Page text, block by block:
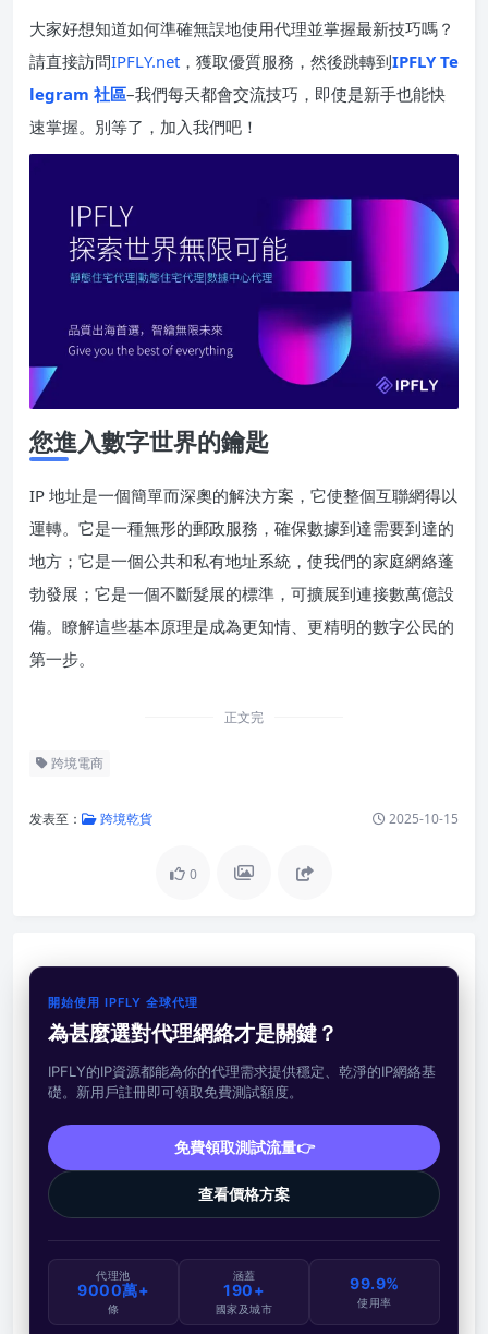
大家好想知道如何準確無誤地使用代理並掌握最新技巧嗎？
請直接訪問IPFLY.net ，獲取優質服務，然後跳轉到IPFLY Te
legram 社區–我們每天都會交流技巧，即使是新手也能快
速掌握。別等了，加入我們吧！
您進入數字世界的鑰匙
IP 地址是一個簡單而深奧的解決方案，它使整個互聯網得以
運轉。它是一種無形的郵政服務，確保數據到達需要到達的
地方；它是一個公共和私有地址系統，使我們的家庭網絡蓬
勃發展；它是一個不斷髮展的標準，可擴展到連接數萬億設
備。瞭解這些基本原理是成為更知情、更精明的數字公民的
第一步。
正文完
跨境電商
发表至： 跨境乾貨 2025-10-15
0
開始使用 IPFLY 全球代理
為甚麼選對代理網絡才是關鍵？
IPFLY的IP資源都能為你的代理需求提供穩定、乾淨的IP網絡基
礎。新用戶註冊即可領取免費測試額度。
免費領取測試流量👉
查看價格方案
代理池
9000萬+
條
涵蓋
190+
國家及城市
99.9%
使用率